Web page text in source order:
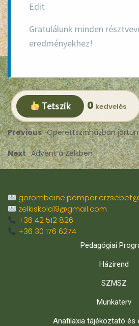
Edit
Gratulálunk minden
eredményekhez!
Tetszik 0
Previous Operettszínházban
Next Advent a Zelkben
zelkiskola19@gmail.com
+36 42 512 826
+36 30 176 6274
Pedagógiai
Házirend
SZMSZ
Munkaterv
Anafilaxia tájékoztató és